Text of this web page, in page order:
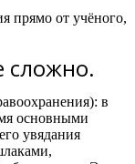
прямо от учёного,
сложно.
в
основными
увядания